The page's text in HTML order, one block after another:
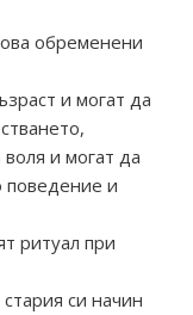
обременени
и могат да
и могат да
поведение и
ритуал при
си начин